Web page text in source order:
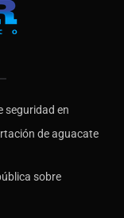
seguridad en
de aguacate
sobre